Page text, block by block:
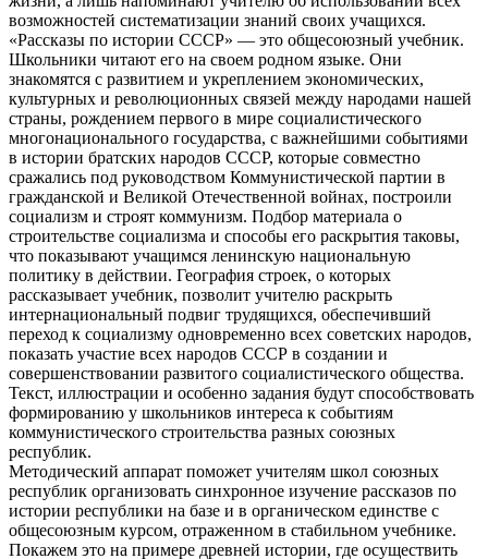
возможностей систематизации знаний своих учащихся.
«Рассказы по истории СССР» — это общесоюзный учебник.
Школьники читают его на своем родном языке. Они
знакомятся с развитием и укреплением экономических,
культурных и революционных связей между народами нашей
страны, рождением первого в мире социалистического
многонационального государства, с важнейшими событиями
в истории братских народов СССР, которые совместно
сражались под руководством Коммунистической партии в
гражданской и Великой Отечественной войнах, построили
социализм и строят коммунизм. Подбор материала о
строительстве социализма и способы его раскрытия таковы,
что показывают учащимся ленинскую национальную
политику в действии. География строек, о которых
рассказывает учебник, позволит учителю раскрыть
интернациональный подвиг трудящихся, обеспечивший
переход к социализму одновременно всех советских народов,
показать участие всех народов СССР в создании и
совершенствовании развитого социалистического общества.
Текст, иллюстрации и особенно задания будут способствовать
формированию у школьников интереса к событиям
коммунистического строительства разных союзных
республик.
Методический аппарат поможет учителям школ союзных
республик организовать синхронное изучение рассказов по
истории республики на базе и в органическом единстве с
общесоюзным курсом, отраженном в стабильном учебнике.
Покажем это на примере древней истории, где осуществить